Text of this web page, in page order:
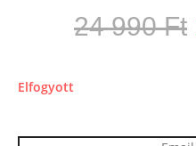
24 990Ft
Elfogyott